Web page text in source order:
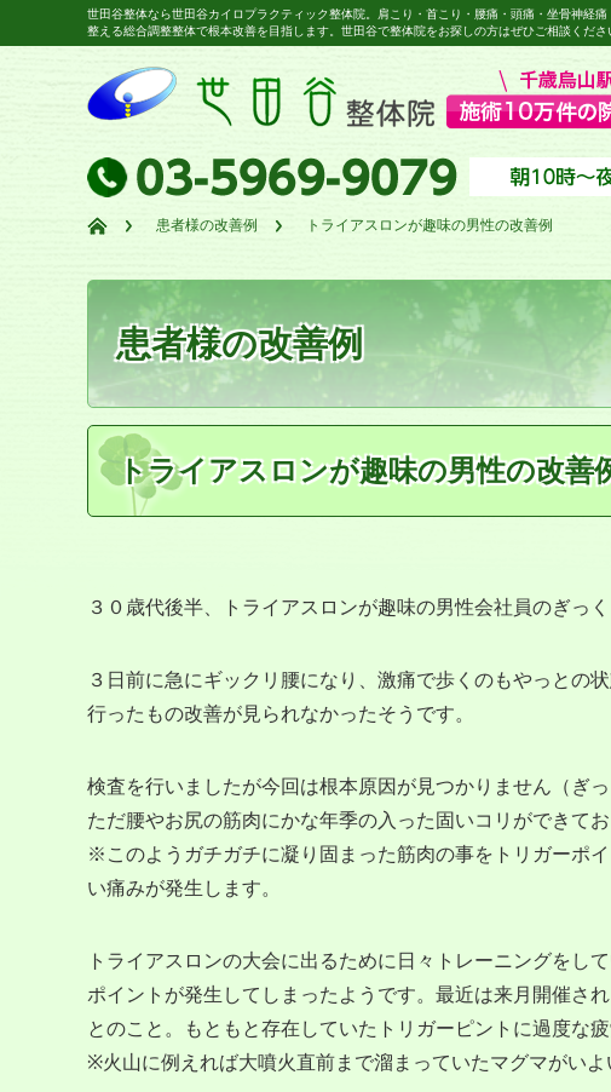
世田谷整体なら世田谷カイロプラクティック整体院。肩こり・首こり・腰痛・頭痛・坐骨神経
整える総合調整整体で根本改善を目指します。世田谷で整体院をお探しの方はぜひご相談くださ
患者様の改善例 トライアスロンが趣味の男性の改善例
患者様の改善例
トライアスロンが趣味の男性の改善
３０歳代後半、トライアスロンが趣味の男性会社員のぎっく
３日前に急にギックリ腰になり、激痛で歩くのもやっとの
行ったもの改善が見られなかったそうです。
検査を行いましたが今回は根本原因が見つかりません（ぎ
ただ腰やお尻の筋肉にかな年季の入った固いコリができて
※このようガチガチに凝り固まった筋肉の事をトリガーポ
い痛みが発生します。
トライアスロンの大会に出るために日々トレーニングをし
ポイントが発生してしまったようです。最近は来月開催さ
とのこと。もともと存在していたトリガーピントに過度な
※火山に例えれば大噴火直前まで溜まっていたマグマがいよ